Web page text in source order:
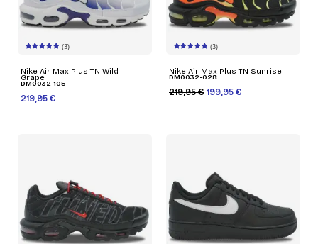
(3)
Nike Air Max Plus TN Wild
Grape
DM0032-105
219,95 €
(3)
Nike Air Max Plus TN Sunrise
DM0032-028
219,95 € 199,95 €